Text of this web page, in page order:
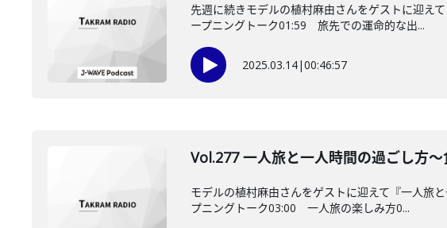
先週に続きモデルの植村麻由さんをゲストに迎え
ープニングトーク01:59 旅先での運命的な出...
2025.03.14|00:46:57
Vol.277 一人旅と一人時間の過ごし方
モデルの植村麻由さんをゲストに迎えて『一人旅
プニングトーク03:00 一人旅の楽しみ方0...